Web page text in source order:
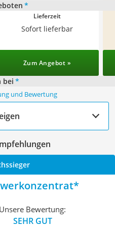
*
Lieferzeit
Sofort lieferbar
Zum Angebot »
bei *
und Bewertung
Unsere Bewertung:
SEHR GUT